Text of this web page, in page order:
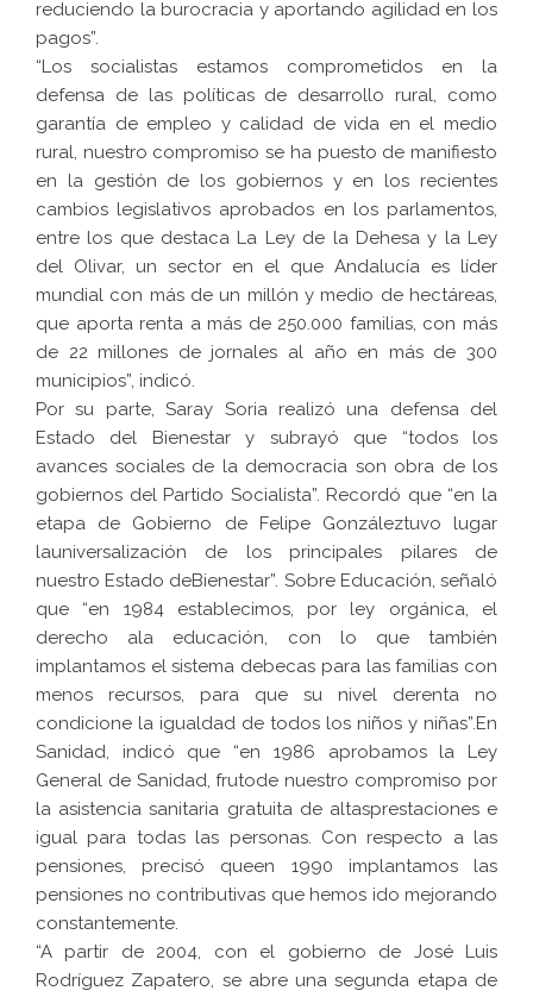
reduciendo la burocracia y aportando agilidad en los
pagos”.
“Los socialistas estamos comprometidos en la
defensa de las políticas de desarrollo rural, como
garantía de empleo y calidad de vida en el medio
rural, nuestro compromiso se ha puesto de manifiesto
en la gestión de los gobiernos y en los recientes
cambios legislativos aprobados en los parlamentos,
entre los que destaca La Ley de la Dehesa y la Ley
del Olivar, un sector en el que Andalucía es líder
mundial con más de un millón y medio de hectáreas,
que aporta renta a más de 250.000 familias, con más
de 22 millones de jornales al año en más de 300
municipios”, indicó.
Por su parte, Saray Soria realizó una defensa del
Estado del Bienestar y subrayó que “todos los
avances sociales de la democracia son obra de los
gobiernos del Partido Socialista”. Recordó que “en la
etapa de Gobierno de Felipe Gonzáleztuvo lugar
launiversalización de los principales pilares de
nuestro Estado deBienestar”. Sobre Educación, señaló
que “en 1984 establecimos, por ley orgánica, el
derecho ala educación, con lo que también
implantamos el sistema debecas para las familias con
menos recursos, para que su nivel derenta no
condicione la igualdad de todos los niños y niñas”.En
Sanidad, indicó que “en 1986 aprobamos la Ley
General de Sanidad, frutode nuestro compromiso por
la asistencia sanitaria gratuita de altasprestaciones e
igual para todas las personas. Con respecto a las
pensiones, precisó queen 1990 implantamos las
pensiones no contributivas que hemos ido mejorando
constantemente.
“A partir de 2004, con el gobierno de José Luis
Rodríguez Zapatero, se abre una segunda etapa de